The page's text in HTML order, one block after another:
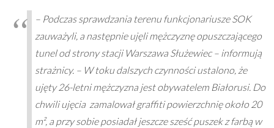
– Podczas sprawdzania terenu funkcjonariusze SOK
zauważyli, a następnie ujęli mężczyznę opuszczającego
tunel od strony stacji Warszawa Służewiec – informują
strażnicy. – W toku dalszych czynności ustalono, że
ujęty 26-letni mężczyzna jest obywatelem Białorusi. Do
chwili ujęcia zamalował graffiti powierzchnię około 20
m², a przy sobie posiadał jeszcze sześć puszek z farbą w